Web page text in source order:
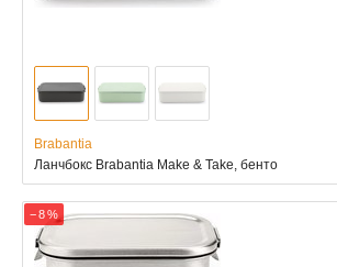
Brabantia
Ланчбокс Brabantia Make & Take, бенто
− 8 %